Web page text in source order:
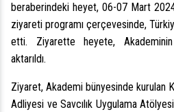
beraberindeki heyet, 06-07 Mart
ziyareti programı çerçevesinde,
etti. Ziyarette heyete,
aktarıldı.
Ziyaret, Akademi bünyesinde kurulan
Adliyesi ve Savcılık Uygulama